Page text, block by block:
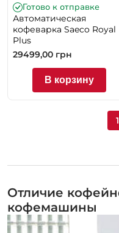
Готово к отправке
Автоматическая
кофеварка Saeco Royal
Plus
29499,00 грн
В корзину
1
Отличие
кофемашины